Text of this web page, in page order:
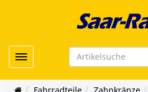
Toggle navigation